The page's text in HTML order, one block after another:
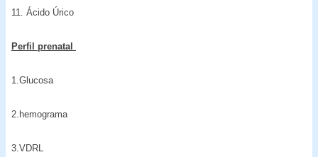
11. Ácido Úrico
Perfil prenatal
1.Glucosa
2.hemograma
3.VDRL